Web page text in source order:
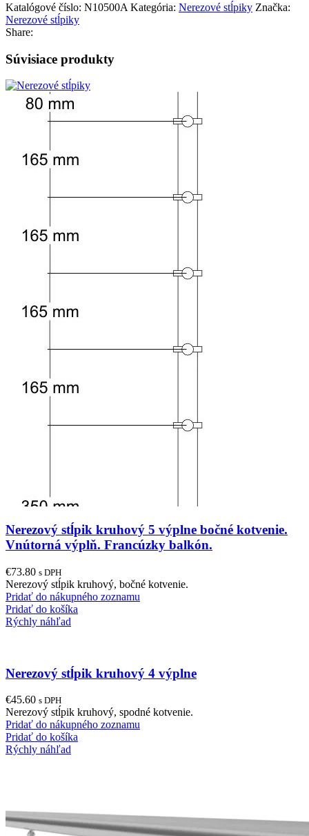
Katalógové číslo: N10500A Kategória: Nerezové stĺpiky Značka:
Nerezové stĺpiky
Share:
Súvisiace produkty
Nerezový stĺpik kruhový 5 výplne bočné kotvenie.
Vnútorná výplň. Francúzky balkón.
€73.80 s DPH
Nerezový stĺpik kruhový, bočné kotvenie.
Pridať do nákupného zoznamu
Pridať do košíka
Rýchly náhľad
Nerezový stĺpik kruhový 4 výplne
€45.60 s DPH
Nerezový stĺpik kruhový, spodné kotvenie.
Pridať do nákupného zoznamu
Pridať do košíka
Rýchly náhľad